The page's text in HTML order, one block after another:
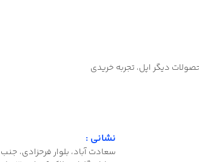
دیگر اپل، تجربه خریدی
نشانی :
سعادت آباد، بلوار فرحزادی،